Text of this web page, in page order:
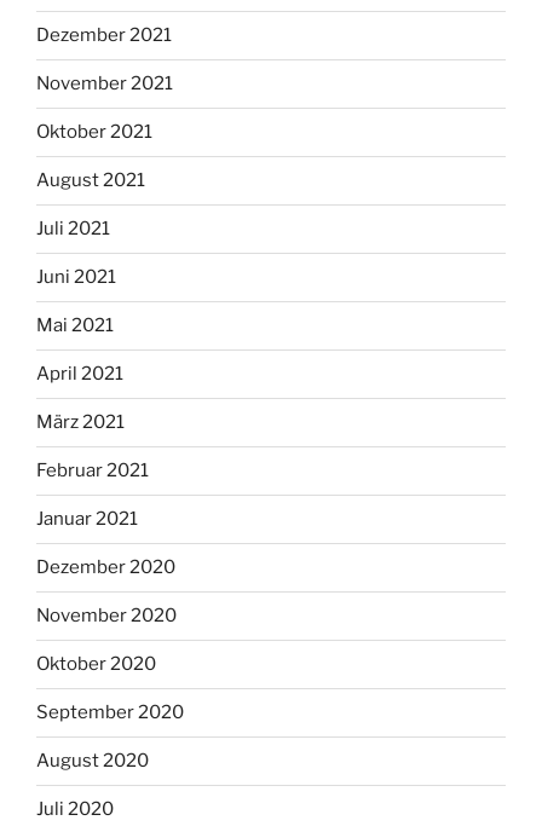
Dezember 2021
November 2021
Oktober 2021
August 2021
Juli 2021
Juni 2021
Mai 2021
April 2021
März 2021
Februar 2021
Januar 2021
Dezember 2020
November 2020
Oktober 2020
September 2020
August 2020
Juli 2020